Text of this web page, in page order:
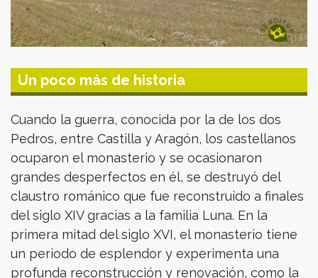
Un poco más de historia
Cuando la guerra, conocida por la de los dos
Pedros, entre Castilla y Aragón, los castellanos
ocuparon el monasterio y se ocasionaron
grandes desperfectos en él, se destruyó del
claustro románico que fue reconstruido a finales
del siglo XIV gracias a la familia Luna. En la
primera mitad del siglo XVI, el monasterio tiene
un periodo de esplendor y experimenta una
profunda reconstrucción y renovación, como la